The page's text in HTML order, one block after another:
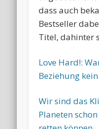
dass auch
Bestseller
Titel, dahinter
Love Hard!:
Beziehung
Wir sind das
Planeten